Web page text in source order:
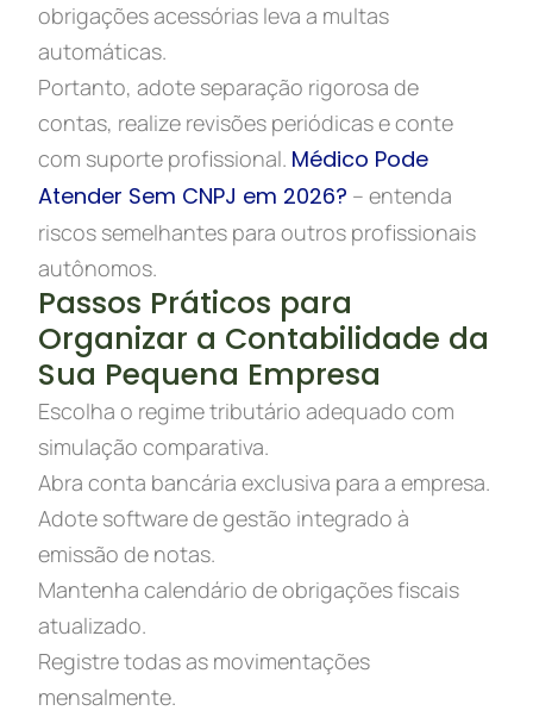
obrigações acessórias leva a multas
automáticas.
Portanto, adote separação rigorosa de
contas, realize revisões periódicas e conte
com suporte profissional. Médico Pode
Atender Sem CNPJ em 2026? – entenda
riscos semelhantes para outros profissionais
autônomos.
Passos Práticos para
Organizar a Contabilidade da
Sua Pequena Empresa
Escolha o regime tributário adequado com
simulação comparativa.
Abra conta bancária exclusiva para a empresa.
Adote software de gestão integrado à
emissão de notas.
Mantenha calendário de obrigações fiscais
atualizado.
Registre todas as movimentações
mensalmente.